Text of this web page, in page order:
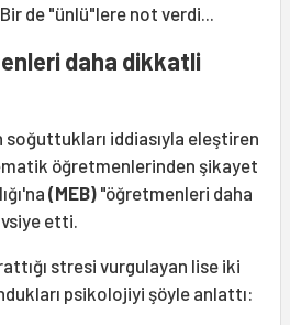
de "ünlü"lere not verdi...
daha dikkatli
iddiasıyla eleştiren
öğretmenlerinden şikayet
(MEB) "öğretmenleri daha
etti.
stresi vurgulayan lise iki
psikolojiyi şöyle anlattı: